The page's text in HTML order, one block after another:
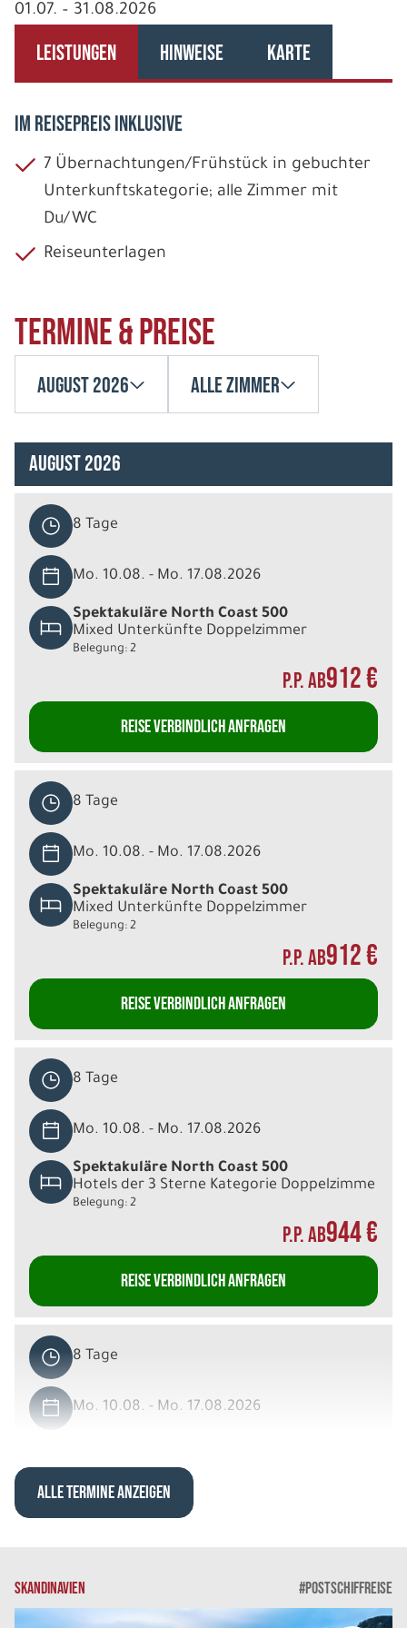
01.07. – 31.08.2026
LEISTUNGEN HINWEISE KARTE
IM REISEPREIS INKLUSIVE
7 Übernachtungen/Frühstück in gebuchter
Unterkunftskategorie; alle Zimmer mit
Du/WC
Reiseunterlagen
Termine & Preise
August 2026 Alle Zimmer
August 2026
8 Tage
Mo. 10.08. - Mo. 17.08.2026
Spektakuläre North Coast 500
Mixed Unterkünfte Doppelzimmer
Belegung: 2
P.P. AB912 €
REISE VERBINDLICH ANFRAGEN
8 Tage
Mo. 10.08. - Mo. 17.08.2026
Spektakuläre North Coast 500
Mixed Unterkünfte Doppelzimmer
Belegung: 2
P.P. AB912 €
REISE VERBINDLICH ANFRAGEN
8 Tage
Mo. 10.08. - Mo. 17.08.2026
Spektakuläre North Coast 500
Hotels der 3 Sterne Kategorie Doppelzimme
Belegung: 2
P.P. AB944 €
REISE VERBINDLICH ANFRAGEN
8 Tage
Mo. 10.08. - Mo. 17.08.2026
ALLE TERMINE ANZEIGEN
SKANDINAVIEN #POSTSCHIFFREISE